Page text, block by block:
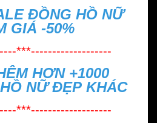
ĐỒNG HỒ NỮ
GIÁ -50%
***-------------------
HƠN +1000
NỮ ĐẸP KHÁC
***-------------------